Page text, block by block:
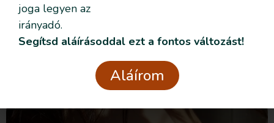
Elolvastam és elfogadom az
nyilatkozatban
joga legyen az
irányadó.
Segítsd aláírásoddal ezt a fontos változást!
Aláírom